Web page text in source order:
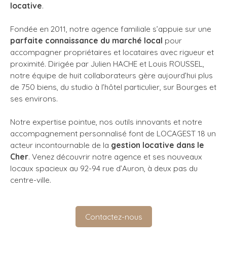
locative.
Fondée en 2011, notre agence familiale s’appuie sur une
parfaite connaissance du marché local pour
accompagner propriétaires et locataires avec rigueur et
proximité. Dirigée par Julien HACHE et Louis ROUSSEL,
notre équipe de huit collaborateurs gère aujourd’hui plus
de 750 biens, du studio à l’hôtel particulier, sur Bourges et
ses environs.
Notre expertise pointue, nos outils innovants et notre
accompagnement personnalisé font de LOCAGEST 18 un
acteur incontournable de la gestion locative dans le
Cher. Venez découvrir notre agence et ses nouveaux
locaux spacieux au 92-94 rue d’Auron, à deux pas du
centre-ville.
Contactez-nous